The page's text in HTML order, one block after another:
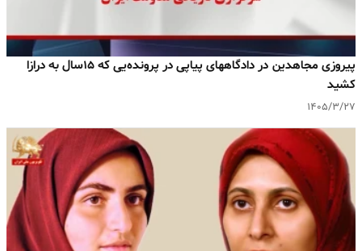
پیروزی مجاهدین در دادگاههای پیاپی در پرونده‌یی که ۱۵سال به درازا
کشید
۱۴۰۵/۳/۲۷